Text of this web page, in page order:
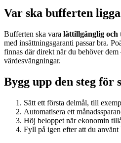
Var ska bufferten
Bufferten ska vara lättillgänglig och
med insättningsgaranti passar bra.
finnas där direkt när du behöver
värdesvängningar.
Bygg upp den steg för
Sätt ett första delmål, till
Automatisera ett
Höj beloppet när ekonomin
Fyll på igen efter att du använt